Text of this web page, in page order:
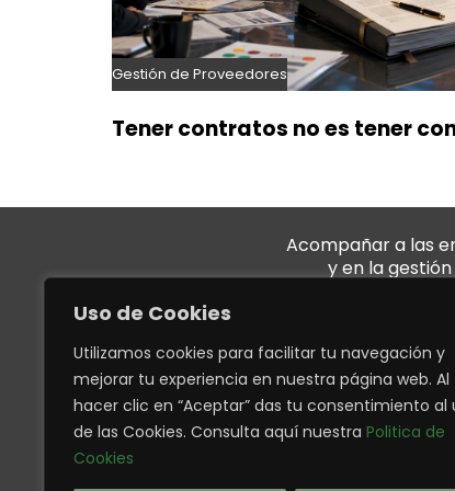
Uso de Cookies
Utilizamos cookies para facilitar tu navegación y
mejorar tu experiencia en nuestra página web. Al
hacer clic en “Aceptar” das tu consentimiento al
de las Cookies. Consulta aquí nuestra Politica de
Cookies
Gestión de Proveedores
Tener contratos no es tener
Acompañar a las
y en la
SERVICIOS SERÁN SU
QUIÉNES SOMOS
Conózcanos
Trabaje con